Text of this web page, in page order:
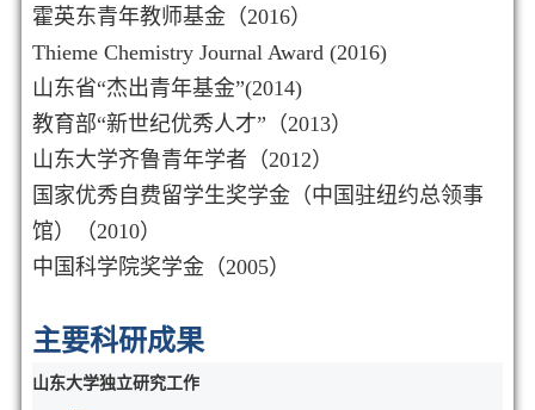
霍英东青年教师基金（2016）
Thieme Chemistry Journal Award(2016)
山东省“杰出青年基金”(2014)
教育部“新世纪优秀人才” （2013）
山东大学齐鲁青年学者 （2012）
国家优秀自费留学生奖学金（中国驻纽约总领事
馆）（2010）
中国科学院奖学金（2005）
主要科研成果
山东大学独立研究工作